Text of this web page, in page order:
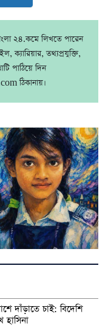
২৪.কমে লিখতে পারেন
ক্যারিয়ার, তথ্যপ্রযুক্তি,
পাঠিয়ে দিন
ঠিকানায়।
দাঁড়াতে চাই: বিদেশি
হাসিনা